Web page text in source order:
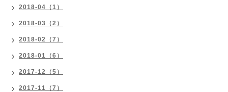
2018-04（1）
2018-03（2）
2018-02（7）
2018-01（6）
2017-12（5）
2017-11（7）